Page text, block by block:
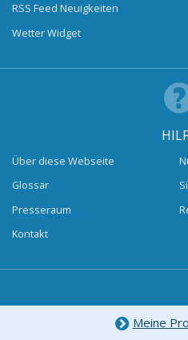
RSS Feed Neuigkeiten
Wetter Widget
Über diese Webseite
Glossar
Presseraum
Kontakt
Meine